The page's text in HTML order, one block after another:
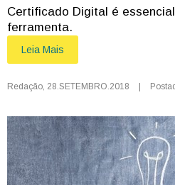
Certificado Digital é
ferramenta.
Leia Mais
Redação 28.SETEMBRO.2018 |